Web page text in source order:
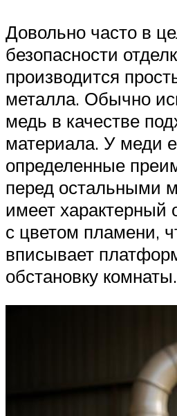
Довольно часто в
безопасности
производится
металла. Обычно
медь в качестве
материала. У меди
определенные
перед остальными
имеет характерный
с цветом пламени,
вписывает
обстановку комнаты.